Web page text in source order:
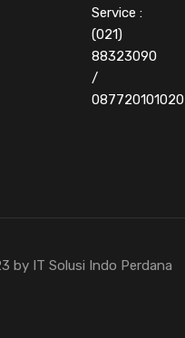
Service :
(021)
88323090
/
087720101020
by IT Solusi Indo Perdana